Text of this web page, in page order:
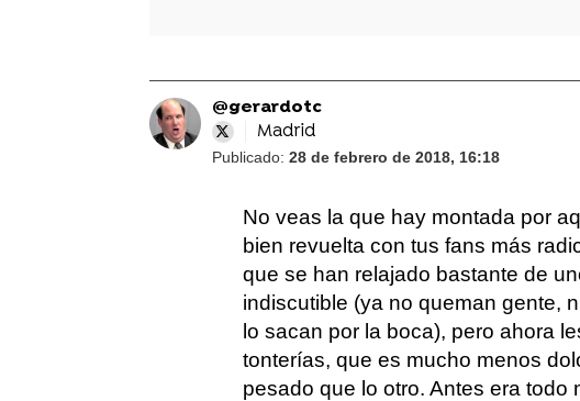
@gerardotc
Madrid
Publicado: 28 de febrero de 2018, 16:18
No veas la que hay montada por
bien revuelta con tus fans más
que se han relajado bastante de
indiscutible (ya no queman gente,
lo sacan por la boca), pero ahora
tonterías, que es mucho menos
pesado que lo otro. Antes era todo